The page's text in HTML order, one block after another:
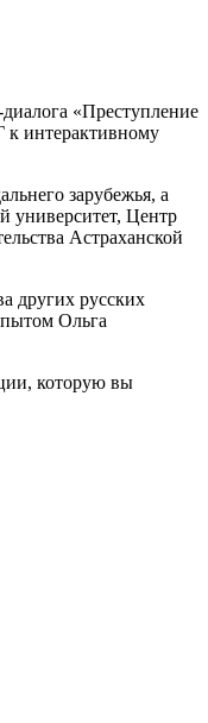
«Преступление
к интерактивному
зарубежья, а
университет, Центр
Астраханской
других русских
Ольга
которую вы